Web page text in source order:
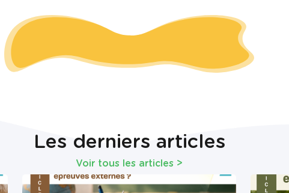
Les derniers articles
Voir tous les articles >